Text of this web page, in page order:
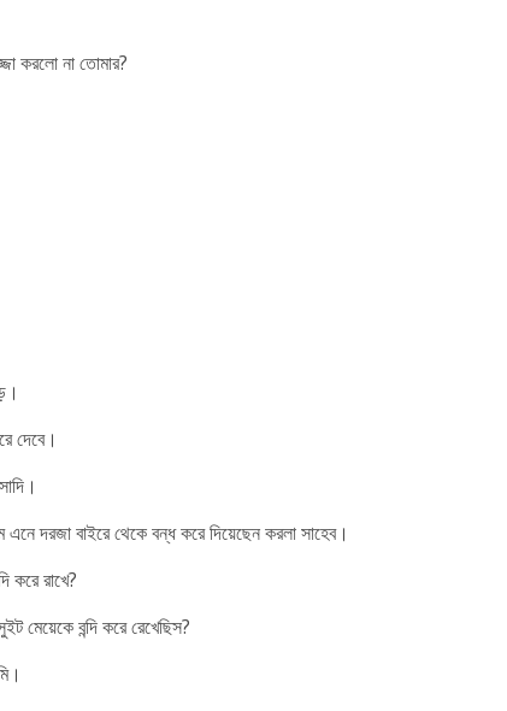
করলো না তোমার?
দেবে।
দরজা বাইরে থেকে বন্ধ করে দিয়েছেন করলা সাহেব।
করে রাখে?
মেয়েকে বন্দি করে রেখেছিস?